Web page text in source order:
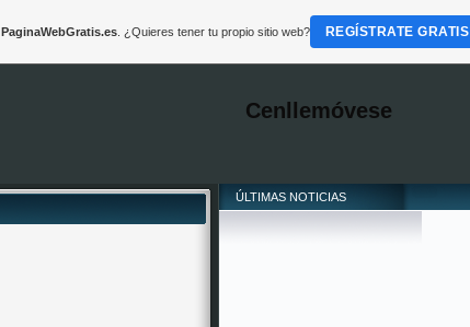
Cenllemóvese
ÚLTIMAS NOTICIAS
PaginaWebGratis.es. ¿Quieres tener tu propio sitio web? REGÍSTRATE GRATIS